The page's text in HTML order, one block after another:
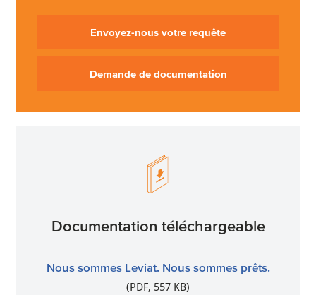
Envoyez-nous votre requête
Demande de documentation
Documentation téléchargeable
Nous sommes Leviat. Nous sommes prêts.
(PDF, 557 KB)